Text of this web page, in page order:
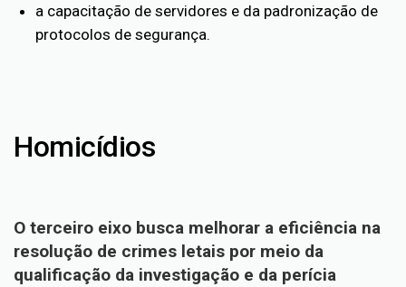
a capacitação de servidores e da padronização de
protocolos de segurança.
Homicídios
O terceiro eixo busca melhorar a eficiência na
resolução de crimes letais por meio da
qualificação da investigação e da perícia